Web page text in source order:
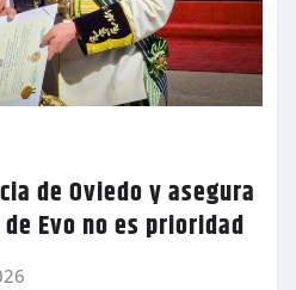
de Oviedo y asegura
Evo no es prioridad